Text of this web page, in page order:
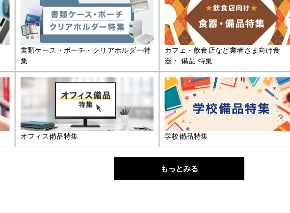
書類ケース・ポーチ・クリアホルダー特
集
カフェ・飲食店など業者さま向け食
器・ 備品 特集
オフィス備品特集 学校備品特集
もっとみる